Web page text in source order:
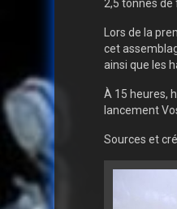
2,5 tonnes
Lors de la
cet
ainsi que les
À 15 heures,
lancement
Sources et